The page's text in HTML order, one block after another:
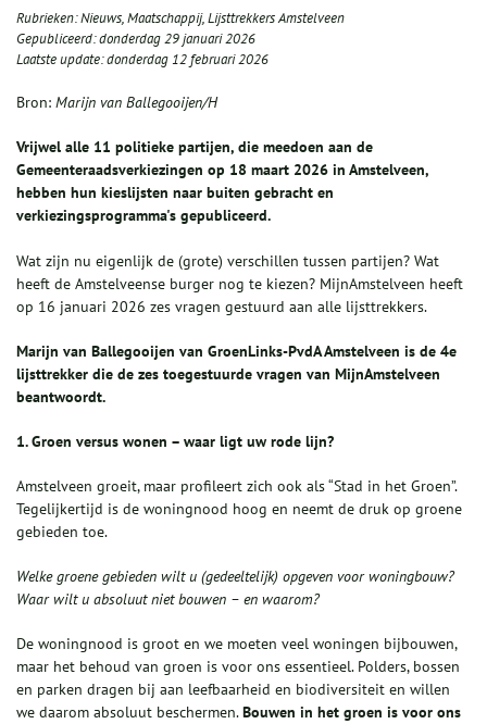
Rubrieken:Nieuws,Maatschappij,Lijsttrekkers Amstelveen
Gepubliceerd:donderdag 29 januari 2026
Laatste update:donderdag 12 februari 2026
Bron: Marijn van Ballegooijen/H
Vrijwel alle 11 politieke partijen, die meedoen aan de
Gemeenteraadsverkiezingen op 18 maart 2026 in Amstelveen,
hebben hun kieslijsten naar buiten gebracht en
verkiezingsprogramma's gepubliceerd.
Wat zijn nu eigenlijk de (grote) verschillen tussen partijen? Wat
heeft de Amstelveense burger nog te kiezen? MijnAmstelveen heeft
op 16 januari 2026 zes vragen gestuurd aan alle lijsttrekkers.
Marijn van Ballegooijen van GroenLinks-PvdA Amstelveen is de 4e
lijsttrekker die de zes toegestuurde vragen van MijnAmstelveen
beantwoordt.
1. Groen versus wonen – waar ligt uw rode lijn?
Amstelveen groeit, maar profileert zich ook als “Stad in het Groen”.
Tegelijkertijd is de woningnood hoog en neemt de druk op groene
gebieden toe.
Welke groene gebieden wilt u (gedeeltelijk) opgeven voor woningbouw?
Waar wilt u absoluut niet bouwen – en waarom?
De woningnood is groot en we moeten veel woningen bijbouwen,
maar het behoud van groen is voor ons essentieel. Polders, bossen
en parken dragen bij aan leefbaarheid en biodiversiteit en willen
we daarom absoluut beschermen.Bouwen in het groen is voor ons